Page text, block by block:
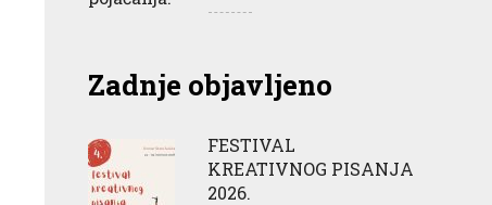
Zadnje objavljeno
FESTIVAL
KREATIVNOG PISANJA
2026.